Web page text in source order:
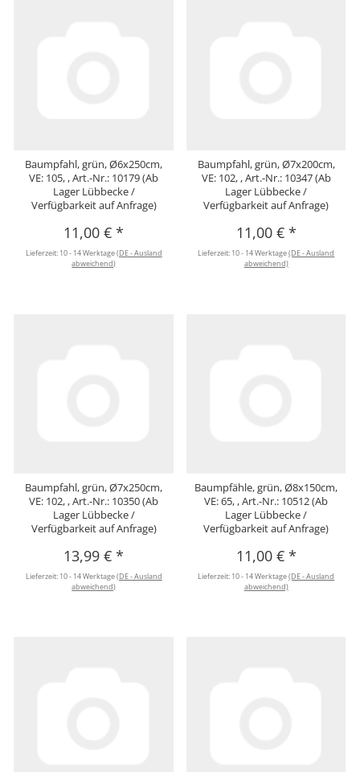
Baumpfahl, grün, Ø6x250cm,
VE: 105, , Art.-Nr.: 10179 (Ab
Lager Lübbecke /
Verfügbarkeit auf Anfrage)
11,00 €*
Lieferzeit: 10 - 14 Werktage(DE - Ausland
abweichend)
Baumpfahl, grün, Ø7x200cm,
VE: 102, , Art.-Nr.: 10347 (Ab
Lager Lübbecke /
Verfügbarkeit auf Anfrage)
11,00 € *
Lieferzeit: 10 - 14 Werktage(DE - Ausland
abweichend)
Baumpfahl, grün, Ø7x250cm,
VE: 102, , Art.-Nr.: 10350 (Ab
Lager Lübbecke /
Verfügbarkeit auf Anfrage)
13,99 €*
Lieferzeit: 10 - 14 Werktage(DE - Ausland
abweichend)
Baumpfähle, grün, Ø8x150cm,
VE: 65, , Art.-Nr.: 10512 (Ab
Lager Lübbecke /
Verfügbarkeit auf Anfrage)
11,00 € *
Lieferzeit: 10 - 14 Werktage(DE - Ausland
abweichend)